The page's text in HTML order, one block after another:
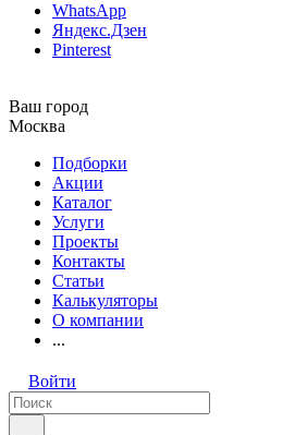
WhatsApp
Яндекс.Дзен
Pinterest
Ваш город
Москва
Подборки
Акции
Каталог
Услуги
Проекты
Контакты
Статьи
Калькуляторы
О компании
...
Войти